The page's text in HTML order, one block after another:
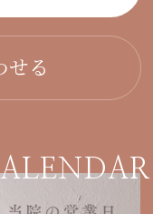
る